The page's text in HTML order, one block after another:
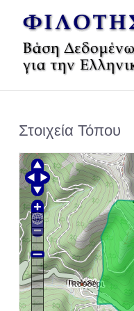
Στοιχεία Τόπου
Πισοδέριον